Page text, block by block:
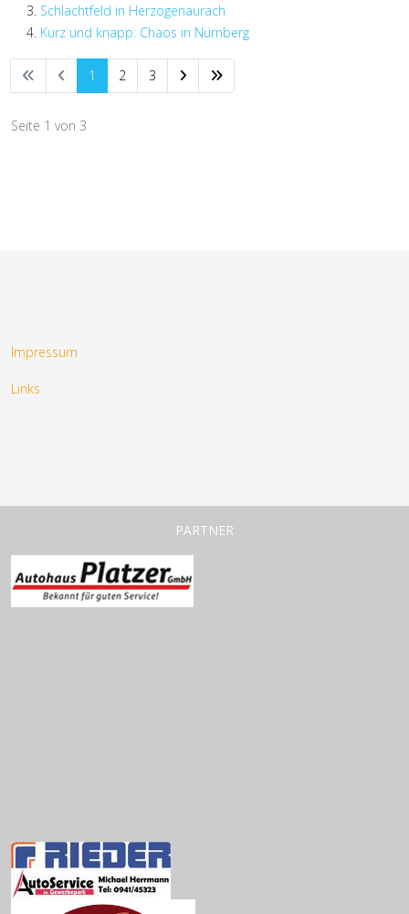
Schlachtfeld in Herzogenaurach
Kurz und knapp: Chaos in Nürnberg
1 2 3
Seite 1 von 3
Impressum
Links
PARTNER